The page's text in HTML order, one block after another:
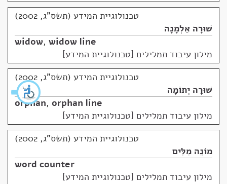
טכנולוגיית המידע (תשס"ג, 2002)
שׁוּרָה אַלְמָנָה
widow, widow line
מילון עיבוד תמלילים [טכנולוגיית המידע]
טכנולוגיית המידע (תשס"ג, 2002)
שׁוּרָה יְתוֹמָה
orphan, orphan line
מילון עיבוד תמלילים [טכנולוגיית המידע]
טכנולוגיית המידע (תשס"ג, 2002)
מוֹנֵה מִלִּים
word counter
מילון עיבוד תמלילים [טכנולוגיית המידע]